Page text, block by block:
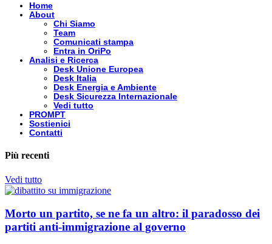
Home
About
Chi Siamo
Team
Comunicati stampa
Entra in OriPo
Analisi e Ricerca
Desk Unione Europea
Desk Italia
Desk Energia e Ambiente
Desk Sicurezza Internazionale
Vedi tutto
PROMPT
Sostienici
Contatti
Più recenti
Vedi tutto
Morto un partito, se ne fa un altro: il paradosso dei
partiti anti-immigrazione al governo